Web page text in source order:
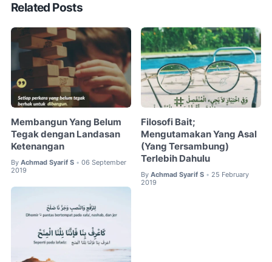
Related Posts
Membangun Yang Belum
Tegak dengan Landasan
Ketenangan
By Achmad Syarif S • 06 September
2019
Filosofi Bait;
Mengutamakan Yang Asal
(Yang Tersambung)
Terlebih Dahulu
By Achmad Syarif S • 25 February
2019